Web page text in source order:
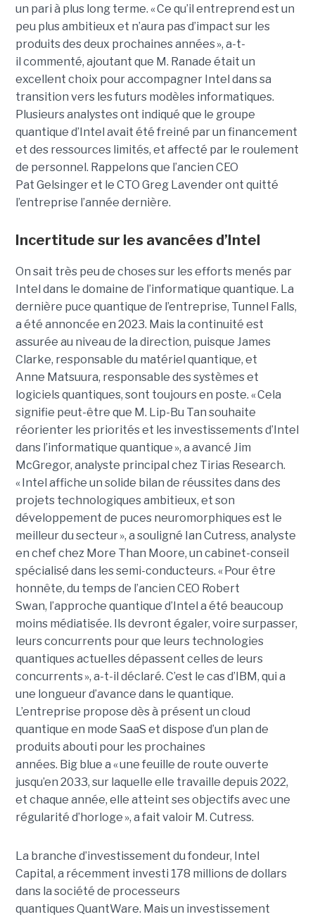
un pari à plus long terme. « Ce qu’il entreprend est un
peu plus ambitieux et n’aura pas d’impact sur les
produits des deux prochaines années », a-t-
il commenté, ajoutant que M. Ranade était un
excellent choix pour accompagner Intel dans sa
transition vers les futurs modèles informatiques.
Plusieurs analystes ont indiqué que le groupe
quantique d’Intel avait été freiné par un financement
et des ressources limités, et affecté par le roulement
de personnel. Rappelons que l’ancien CEO
Pat Gelsinger et le CTO Greg Lavender ont quitté
l’entreprise l’année dernière.
Incertitude sur les avancées d’Intel
On sait très peu de choses sur les efforts menés par
Intel dans le domaine de l’informatique quantique. La
dernière puce quantique de l’entreprise, Tunnel Falls,
a été annoncée en 2023. Mais la continuité est
assurée au niveau de la direction, puisque James
Clarke, responsable du matériel quantique, et
Anne Matsuura, responsable des systèmes et
logiciels quantiques, sont toujours en poste. « Cela
signifie peut-être que M. Lip-Bu Tan souhaite
réorienter les priorités et les investissements d’Intel
dans l’informatique quantique », a avancé Jim
McGregor, analyste principal chez Tirias Research.
« Intel affiche un solide bilan de réussites dans des
projets technologiques ambitieux, et son
développement de puces neuromorphiques est le
meilleur du secteur », a souligné Ian Cutress, analyste
en chef chez More Than Moore, un cabinet-conseil
spécialisé dans les semi-conducteurs. « Pour être
honnête, du temps de l’ancien CEO Robert
Swan, l’approche quantique d’Intel a été beaucoup
moins médiatisée. Ils devront égaler, voire surpasser,
leurs concurrents pour que leurs technologies
quantiques actuelles dépassent celles de leurs
concurrents », a-t-il déclaré. C’est le cas d’IBM, qui a
une longueur d’avance dans le quantique.
L’entreprise propose dès à présent un cloud
quantique en mode SaaS et dispose d’un plan de
produits abouti pour les prochaines
années. Big blue a « une feuille de route ouverte
jusqu’en 2033, sur laquelle elle travaille depuis 2022,
et chaque année, elle atteint ses objectifs avec une
régularité d’horloge », a fait valoir M. Cutress.
La branche d’investissement du fondeur, Intel
Capital, a récemment investi 178 millions de dollars
dans la société de processeurs
quantiques QuantWare. Mais un investissement